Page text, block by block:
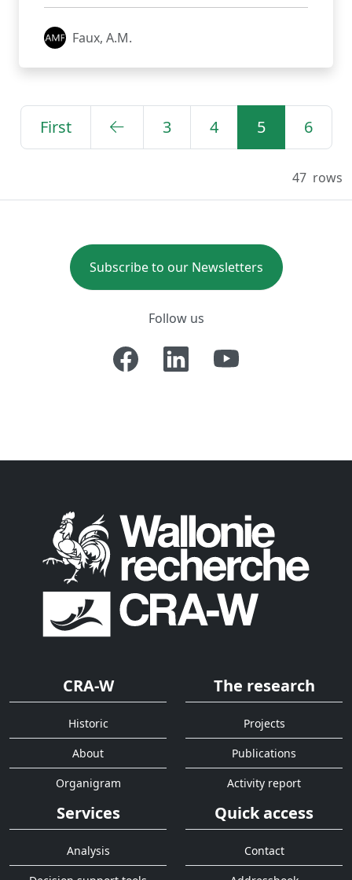
Faux, A.M.
First 3 4 5 6
47 rows
Subscribe to our Newsletters
Follow us
CRA-W
Historic
About
Organigram
The research
Projects
Publications
Activity report
Services
Analysis
Quick access
Contact